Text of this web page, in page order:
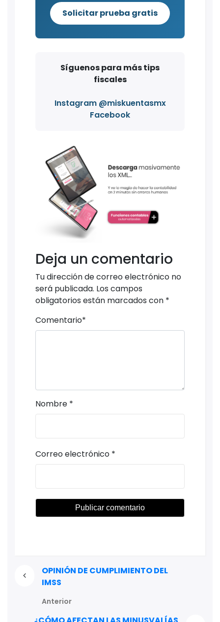
Solicitar prueba gratis
Síguenos para más tips
fiscales
Instagram @miskuentasmx
Facebook
Deja un comentario
Tu dirección de correo electrónico no
será publicada. Los campos
obligatorios están marcados con *
Comentario*
Nombre *
Correo electrónico *
OPINIÓN DE CUMPLIMIENTO DEL
IMSS
Anterior